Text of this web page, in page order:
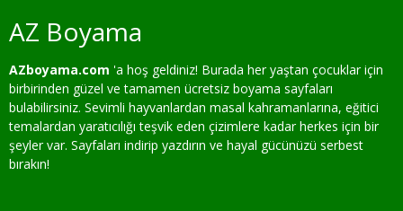
AZ Boyama
AZboyama.com 'a hoş geldiniz! Burada her yaştan çocuklar için
birbirinden güzel ve tamamen ücretsiz boyama sayfaları
bulabilirsiniz. Sevimli hayvanlardan masal kahramanlarına, eğitici
temalardan yaratıcılığı teşvik eden çizimlere kadar herkes için bir
şeyler var. Sayfaları indirip yazdırın ve hayal gücünüzü serbest
bırakın!